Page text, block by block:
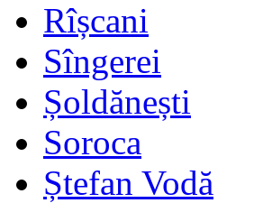
Rîșcani
Sîngerei
Șoldănești
Soroca
Ștefan Vodă